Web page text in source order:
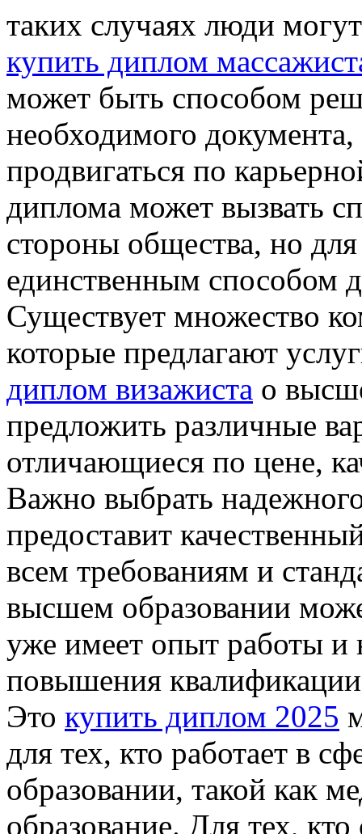
таких случаях люди
купить диплом
может быть способом
необходимого
продвигаться по
диплома может вызвать
стороны общества, но
единственным способом
Существует множество
которые предлагают
диплом визажиста о
предложить различные
отличающиеся по цене,
Важно выбрать
предоставит
всем требованиям и
высшем образовании
уже имеет опыт работы и
повышения
Это купить диплом 2025
для тех, кто работает в
образовании, такой как
образование. Для тех,